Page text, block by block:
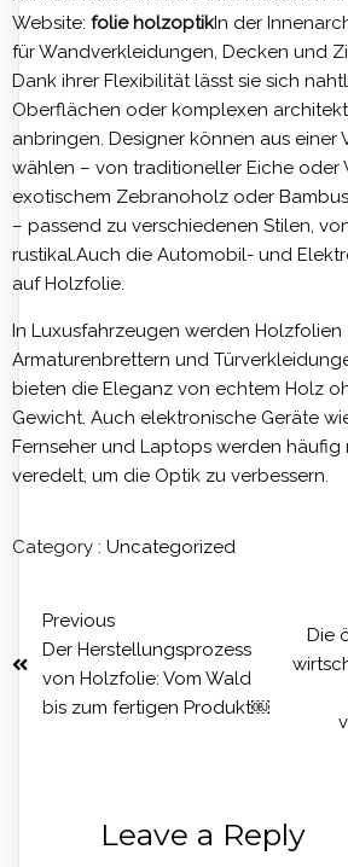
Website: folie holzoptikIn der
für Wandverkleidungen, Decken und
Dank ihrer Flexibilität lässt sie sich
Oberflächen oder komplexen
anbringen. Designer können aus einer
wählen – von traditioneller Eiche oder
exotischem Zebranoholz oder
– passend zu verschiedenen Stilen,
rustikal.Auch die Automobil- und
auf Holzfolie.
In Luxusfahrzeugen werden
Armaturenbrettern und
bieten die Eleganz von echtem Holz
Gewicht. Auch elektronische Geräte
Fernseher und Laptops werden häufig
veredelt, um die Optik zu verbessern.
Category : Uncategorized
Previous
Der Herstellungsprozess
von Holzfolie: Vom Wald
bis zum fertigen Produkt￼
Die
Leave a Reply